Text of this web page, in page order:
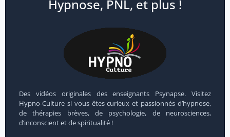
Hypnose, PNL, et plus !
Des vidéos originales des enseignants Psynapse. Visitez
Hypno-Culture si vous êtes curieux et passionnés d’hypnose,
de thérapies brèves, de psychologie, de neurosciences,
d’inconscient et de spiritualité !